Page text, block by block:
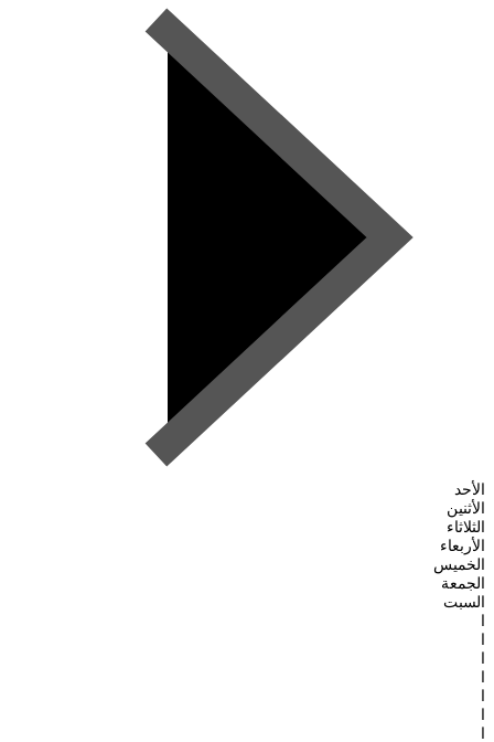
الأحد
الأثنين
الثلاثاء
الأربعاء
الخميس
الجمعة
السبت